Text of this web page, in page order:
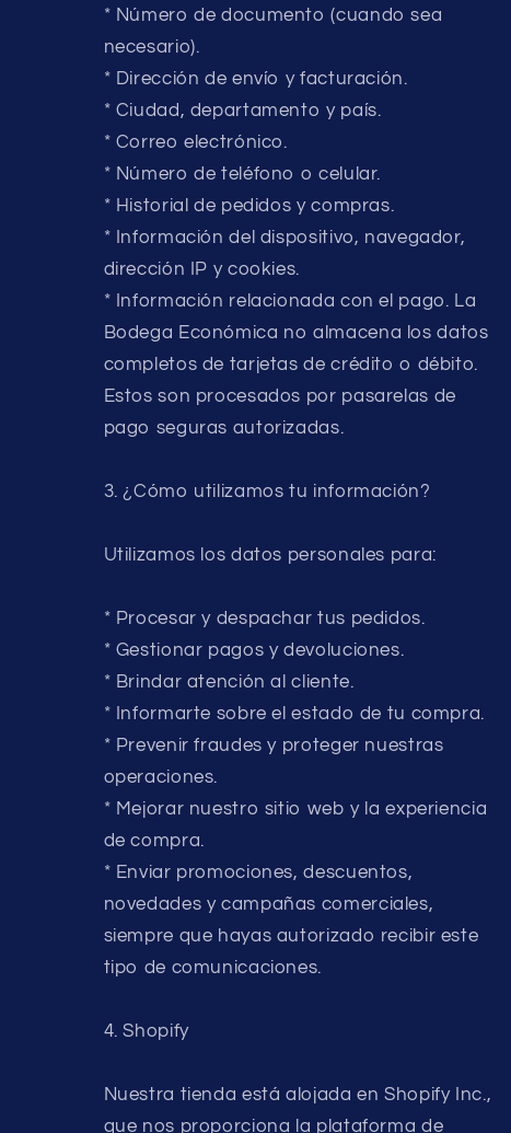
* Número de documento (cuando sea
necesario).
* Dirección de envío y facturación.
* Ciudad, departamento y país.
* Correo electrónico.
* Número de teléfono o celular.
* Historial de pedidos y compras.
* Información del dispositivo, navegador,
dirección IP y cookies.
* Información relacionada con el pago. La
Bodega Económica no almacena los datos
completos de tarjetas de crédito o débito.
Estos son procesados por pasarelas de
pago seguras autorizadas.
3. ¿Cómo utilizamos tu información?
Utilizamos los datos personales para:
* Procesar y despachar tus pedidos.
* Gestionar pagos y devoluciones.
* Brindar atención al cliente.
* Informarte sobre el estado de tu compra.
* Prevenir fraudes y proteger nuestras
operaciones.
* Mejorar nuestro sitio web y la experiencia
de compra.
* Enviar promociones, descuentos,
novedades y campañas comerciales,
siempre que hayas autorizado recibir este
tipo de comunicaciones.
4. Shopify
Nuestra tienda está alojada en Shopify Inc.,
que nos proporciona la plataforma de